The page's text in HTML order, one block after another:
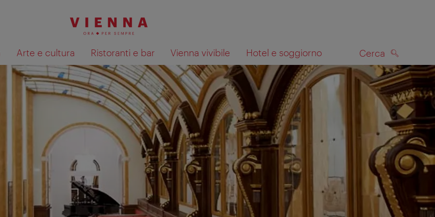
Arte e cultura Ristoranti e bar Vienna vivibile Hotel e soggiorno Cerca
Mostra i risultati della ricerca sulla mappa CERCA